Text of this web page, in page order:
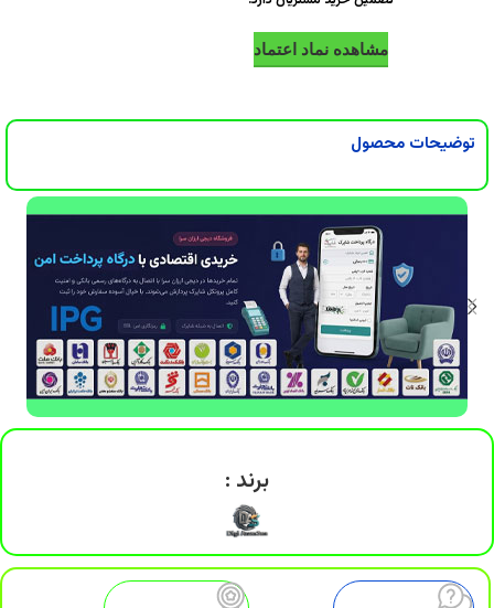
DigiArzanSara
DigiArzanSara
مشاهده نماد اعتماد
توضیحات محصول
برند :